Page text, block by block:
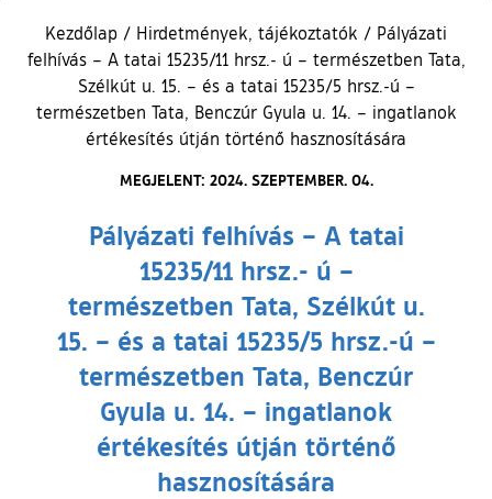
Kezdőlap / Hirdetmények, tájékoztatók / Pályázati
felhívás – A tatai 15235/11 hrsz.- ú – természetben Tata,
Szélkút u. 15. – és a tatai 15235/5 hrsz.-ú –
természetben Tata, Benczúr Gyula u. 14. – ingatlanok
értékesítés útján történő hasznosítására
MEGJELENT: 2024. SZEPTEMBER. 04.
Pályázati felhívás – A tatai
15235/11 hrsz.- ú –
természetben Tata, Szélkút u.
15. – és a tatai 15235/5 hrsz.-ú –
természetben Tata, Benczúr
Gyula u. 14. – ingatlanok
értékesítés útján történő
hasznosítására